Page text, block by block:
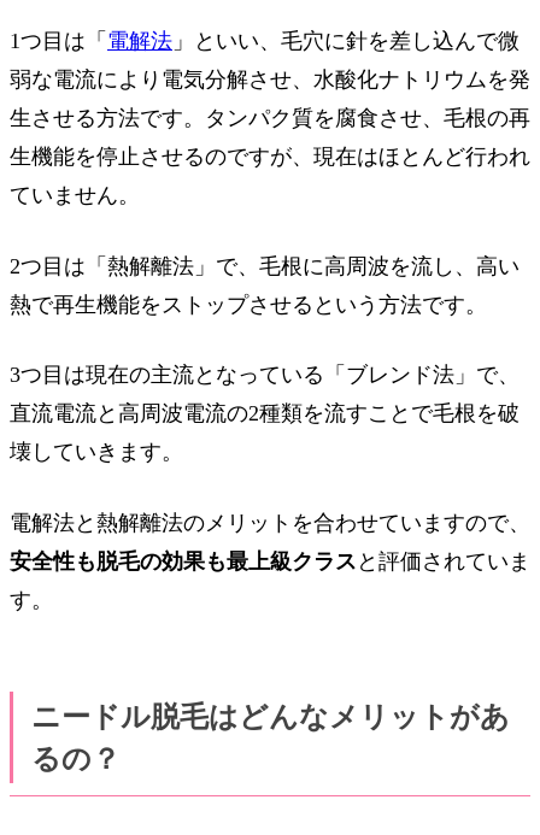
1つ目は「 電解法 」といい、毛穴に針を差し込んで微
弱な電流により電気分解させ、水酸化ナトリウムを発
生させる方法です。タンパク質を腐食させ、毛根の再
生機能を停止させるのですが、現在はほとんど行われ
ていません。
2つ目は「熱解離法」で、毛根に高周波を流し、高い
熱で再生機能をストップさせるという方法です。
3つ目は現在の主流となっている「ブレンド法」で、
直流電流と高周波電流の2種類を流すことで毛根を破
壊していきます。
電解法と熱解離法のメリットを合わせていますので、
安全性も脱毛の効果も最上級クラス と評価されていま
す。
ニードル脱毛はどんなメリットがあ
るの？